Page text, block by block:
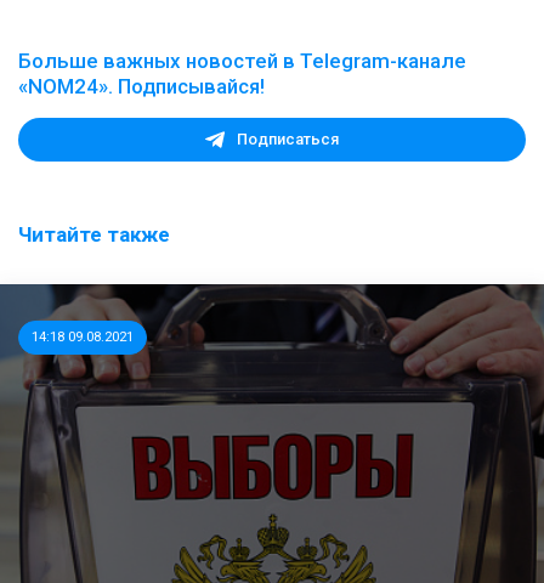
Больше важных новостей в Telegram-канале
«NOM24». Подписывайся!
Подписаться
Читайте также
14:18 09.08.2021